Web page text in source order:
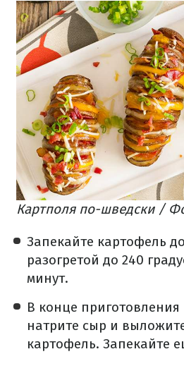
Картполя по-шведски /
Запекайте картофель
разогретой до 240
минут.
В конце
натрите сыр и
картофель. Запекайте